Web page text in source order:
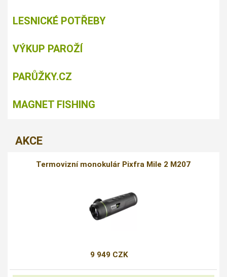
LESNICKÉ POTŘEBY
VÝKUP PAROŽÍ
PARŮŽKY.CZ
MAGNET FISHING
AKCE
Termovizní monokulár Pixfra Mile 2 M207
9 949 CZK